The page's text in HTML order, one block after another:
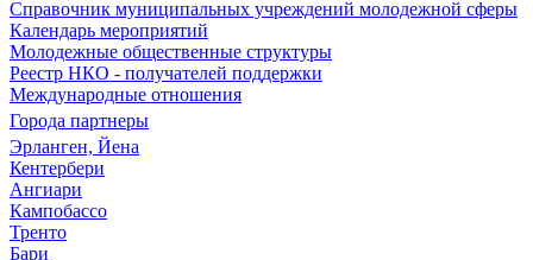
Справочник муниципальных учреждений молодежной сферы
Календарь мероприятий
Молодежные общественные структуры
Реестр НКО - получателей поддержки
Международные отношения
Города партнеры
Эрланген, Йена
Кентербери
Ангиари
Кампобассо
Тренто
Бари